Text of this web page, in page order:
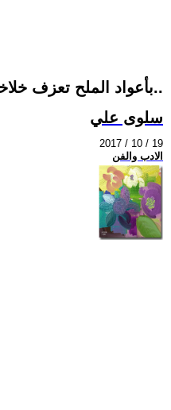
بأعواد الملح تعزف خلاخيلها..
سلوى علي
2017 / 10 / 19
الادب والفن